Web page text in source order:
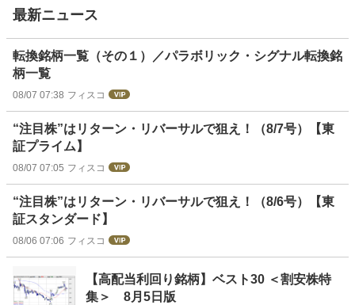
最新ニュース
転換銘柄一覧（その１）／パラボリック・シグナル転換銘
柄一覧
08/07 07:38 フィスコ
“注目株”はリターン・リバーサルで狙え！（8/7号）【東
証プライム】
08/07 07:05 フィスコ
“注目株”はリターン・リバーサルで狙え！（8/6号）【東
証スタンダード】
08/06 07:06 フィスコ
【高配当利回り銘柄】ベスト30 ＜割安株特
集＞ 8月5日版